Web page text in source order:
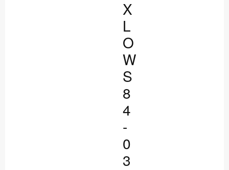
X
L
O
W
S
8
4
-
0
3